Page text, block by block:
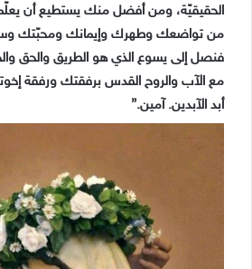
الحقيقيّة، ومن أفضل منك يستطيع أن
من تواضعك وطهرك وإيمانك ومحبّتك
فنصل إلى يسوع الذي هو الطريق والحق
مع الآب والروح القدس برفقتك ورفقة
أبد الآبدين. آمين.”